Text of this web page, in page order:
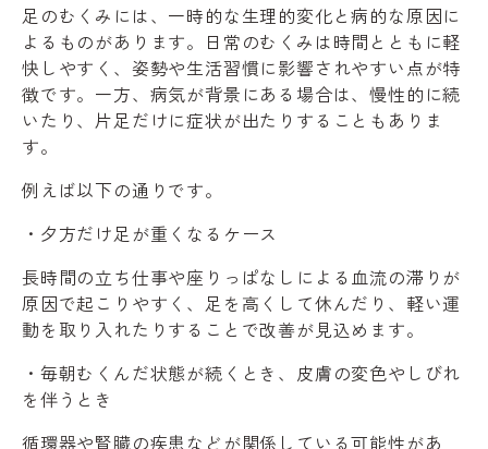
足のむくみには、一時的な生理的変化と病的な原因に
よるものがあります。日常のむくみは時間とともに軽
快しやすく、姿勢や生活習慣に影響されやすい点が特
徴です。一方、病気が背景にある場合は、慢性的に続
いたり、片足だけに症状が出たりすることもありま
す。
例えば以下の通りです。
・夕方だけ足が重くなるケース
長時間の立ち仕事や座りっぱなしによる血流の滞りが
原因で起こりやすく、足を高くして休んだり、軽い運
動を取り入れたりすることで改善が見込めます。
・毎朝むくんだ状態が続くとき、皮膚の変色やしびれ
を伴うとき
循環器や腎臓の疾患などが関係している可能性があ